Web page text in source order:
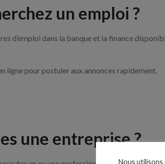
un emploi ?
d’emploi dans la banque et la finance
ligne pour postuler aux annonces rapidement.
une entreprise ?
Nous